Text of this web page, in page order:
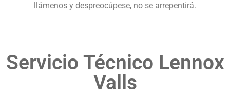
llámenos y despreocúpese, no se arrepentirá.
Servicio Técnico Lennox
Valls